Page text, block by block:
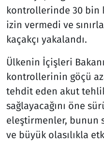
kontrollerinde 30 bin
izin vermedi ve
kaçakçı yakalandı.
Ülkenin İçişleri
kontrollerinin göçü
tehdit eden akut
sağlayacağını öne
eleştirmenler, bunun
ve büyük olasılıkla